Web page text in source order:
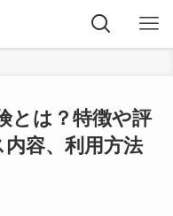
とは？特徴や評
容、利用方法